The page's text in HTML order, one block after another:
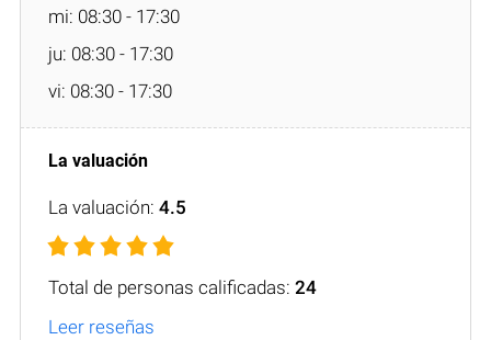
mi: 08:30 - 17:30
ju: 08:30 - 17:30
vi: 08:30 - 17:30
La valuación: 4.5
Total de personas calificadas: 24
Leer reseñas